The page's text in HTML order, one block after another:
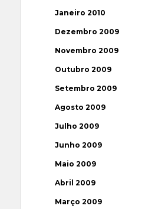
Janeiro 2010
Dezembro 2009
Novembro 2009
Outubro 2009
Setembro 2009
Agosto 2009
Julho 2009
Junho 2009
Maio 2009
Abril 2009
Março 2009